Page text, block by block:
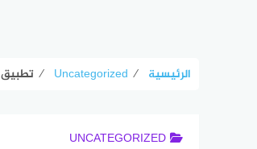
الرئيسية ⁄
Uncategorized
⁄ تطبيق OneFootball 2026 لمتابعة أخبار كرة القدم والنتائج المباشرة
UNCATEGORIZED